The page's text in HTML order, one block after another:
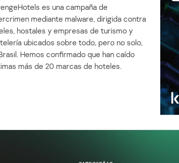
es una campaña de
mediante malware, dirigida contra
hostales y empresas de turismo y
ubicados sobre todo, pero no solo,
Hemos confirmado que han caído
más de 20 marcas de hoteles.